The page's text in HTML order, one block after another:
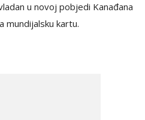
u novoj pobjedi Kanađana
mundijalsku kartu.